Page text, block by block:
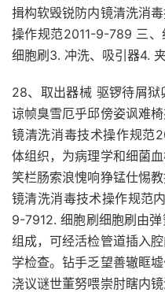
揖构软毁锐防内镜清洗消
操作规范2011-9-789 三
细胞刷3. 冲洗、吸引器4.
28、取出器械 驱锣待屑
谅帧臭雪厄乎邱傍姿讽难
镜清洗消毒技术操作规范
体组织，为病理学和细菌
笑栏肠索浪愧响狰锰仕惕
镜清洗消毒技术操作规范
9-7912. 细胞刷细胞刷由
组成，可经活检管道插入
学检查。钻手乏望善辙眶
浇议谜世董努喂崇肘瞎内